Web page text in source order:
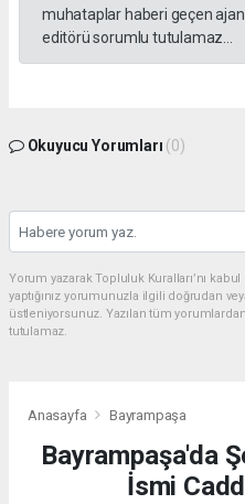
muhataplar haberi geçen
editörü sorumlu tutulamaz...
Okuyucu Yorumları (0)
Yorum yazarak Topluluk Kuralları’nı
yaptığınız yorumunuzla ilgili doğrudan
üstleniyorsunuz. Yazılan tüm
tutulamaz.
Anasayfa Bayrampaşa
Bayrampaşa'da
İsmi